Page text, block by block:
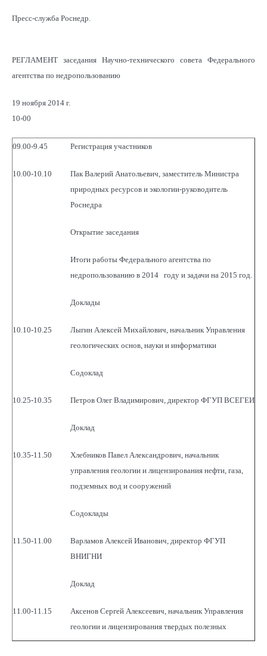
Пресс-служба Роснедр.
РЕГЛАМЕНТ заседания Научно-технического совета Федерального
агентства по недропользованию
19 ноября 2014 г.
10-00
09.00-9.45 Регистрация участников
10.00-10.10
Пак Валерий Анатольевич, заместитель Министра
природных ресурсов и экологии-руководитель
Роснедра
Открытие заседания
Итоги работы Федерального агентства по
недропользованию в 2014 году и задачи на 2015 год.
Доклады
10.10-10.25
Лыгин Алексей Михайлович, начальник Управления
геологических основ, науки и информатики
Содоклад
10.25-10.35 Петров Олег Владимирович, директор ФГУП ВСЕГЕИ
Доклад
10.35-11.50
Хлебников Павел Александрович, начальник
управления геологии и лицензирования нефти, газа,
подземных вод и сооружений
Содоклады
11.50-11.00
Варламов Алексей Иванович, директор ФГУП
ВНИГНИ
Доклад
11.00-11.15
Аксенов Сергей Алексеевич, начальник Управления
геологии и лицензирования твердых полезных
ископаемых